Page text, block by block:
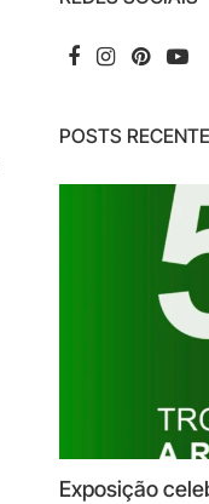
POSTS
Exposição